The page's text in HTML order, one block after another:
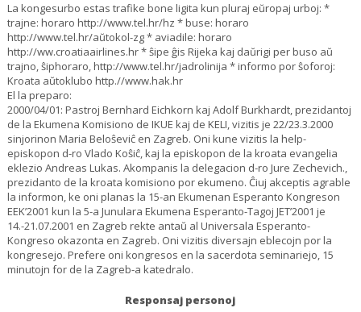
La kongesurbo estas trafike bone ligita kun pluraj eŭropaj urboj: *
trajne: horaro http://www.tel.hr/hz * buse: horaro
http://www.tel.hr/aŭtokol-zg * aviadile: horaro
http://ww.croatiaairlines.hr * ŝipe ĝis Rijeka kaj daŭrigi per buso aŭ
trajno, ŝiphoraro, http://www.tel.hr/jadrolinija * informo por ŝoforoj:
Kroata aŭtoklubo http.//www.hak.hr
El la preparo:
2000/04/01: Pastroj Bernhard Eichkorn kaj Adolf Burkhardt, prezidantoj
de la Ekumena Komisiono de IKUE kaj de KELI, vizitis je 22/23.3.2000
sinjorinon Maria Beloŝeviĉ en Zagreb. Oni kune vizitis la help-
episkopon d-ro Vlado Koŝiĉ, kaj la episkopon de la kroata evangelia
eklezio Andreas Lukas. Akompanis la delegacion d-ro Jure Zechevich.,
prezidanto de la kroata komisiono por ekumeno. Ĉiuj akceptis agrable
la informon, ke oni planas la 15-an Ekumenan Esperanto Kongreson
EEK’2001 kun la 5-a Junulara Ekumena Esperanto-Tagoj JET’2001 je
14.-21.07.2001 en Zagreb rekte antaŭ al Universala Esperanto-
Kongreso okazonta en Zagreb. Oni vizitis diversajn eblecojn por la
kongresejo. Prefere oni kongresos en la sacerdota seminariejo, 15
minutojn for de la Zagreb-a katedralo.
Responsaj personoj